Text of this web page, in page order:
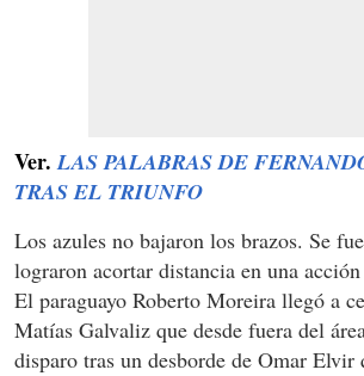
Ver.LAS PALABRAS DE
TRAS EL TRIUNFO
Los azules no bajaron los brazos. Se
lograron acortar distancia en una
El paraguayo Roberto Moreira llegó a
Matías Galvaliz que desde fuera del
disparo tras un desborde de Omar